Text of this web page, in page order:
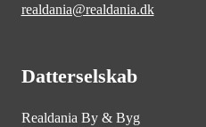
realdania@realdania.dk
Datterselskab
Realdania By & Byg